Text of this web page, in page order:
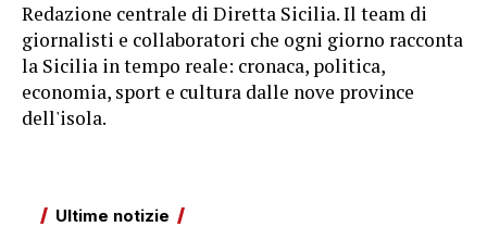
Redazione centrale di Diretta Sicilia. Il team di
giornalisti e collaboratori che ogni giorno racconta
la Sicilia in tempo reale: cronaca, politica,
economia, sport e cultura dalle nove province
dell'isola.
Ultime notizie